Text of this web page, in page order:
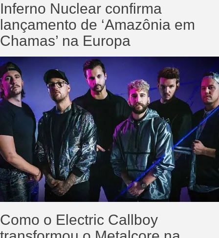
Inferno Nuclear confirma
lançamento de ‘Amazônia em
Chamas’ na Europa
Como o Electric Callboy